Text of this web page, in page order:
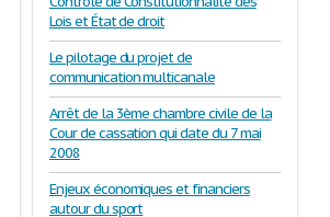
Lois et État de droit
Le pilotage du projet de
communication multicanale
Arrêt de la 3ème chambre civile de la
Cour de cassation qui date du 7 mai
2008
Enjeux économiques et financiers
autour du sport